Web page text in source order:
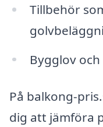
Tillbehör
Bygglov
På balkong-
dig att jämföra